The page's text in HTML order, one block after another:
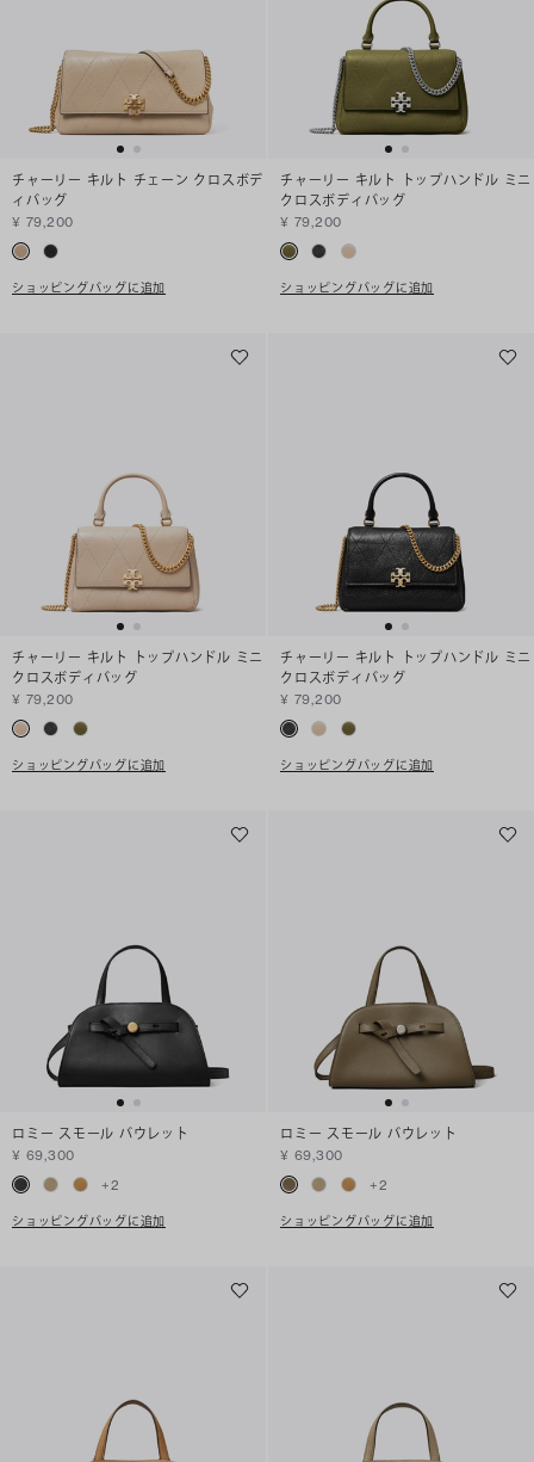
チャーリー キルト チェーン クロスボデ
ィバッグ
¥ 79,200
ショッピングバッグに追加
チャーリー キルト トップハンドル ミニ
クロスボディバッグ
¥ 79,200
ショッピングバッグに追加
チャーリー キルト トップハンドル ミニ
クロスボディバッグ
¥ 79,200
ショッピングバッグに追加
チャーリー キルト トップハンドル ミニ
クロスボディバッグ
¥ 79,200
ショッピングバッグに追加
ロミー スモール バウレット
¥ 69,300
+2
ショッピングバッグに追加
ロミー スモール バウレット
¥ 69,300
+2
ショッピングバッグに追加